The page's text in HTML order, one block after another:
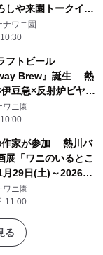
しや来園トークイベ
ワニ園
フトビール
Brew』誕生 熱
豆急×反射炉ビヤ
ワニ園
作家が参加 熱川バ
展「ワニのいるとこ
29日(土)～2026年
ワニ園
11:00
る